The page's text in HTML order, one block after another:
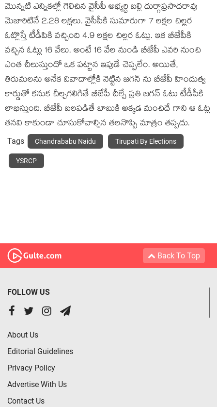
మొన్నటి ఎన్నికల్లో గెలిచిన వైసీపీ అభ్యర్ధి బల్లి దుర్గాప్రసాదరావు
మెజారిటినే 2.28 లక్షలు. వైసీపీకి సుమారుగా 7 లక్షల చిల్లర
ఓట్లొస్తే టీడీపికి వచ్చింది 4.9 లక్షల చిల్లర ఓట్లు. ఇక బీజేపీకి
వచ్చిన ఓట్లు 16 వేలు. అంటే 16 వేల నుండి బీజేపీ ఎవరి నుంచి
ఎంత చీలుస్తుందో ఒక పట్టాన ఇపుడే చెప్పలేం. అయితే,
తిరుమలను అనేక వివాదాల్లోకి నెట్టిన జగన్ ను బీజేపీ హిందుత్వ
కార్డుతో కనుక చీల్చగలిగితే బీజేపీ చీల్చే ప్రతి జగన్ ఓటు టీడీపీకి
లాభిస్తుంది. బీజేపీ బలపడితే బాబుకి అక్కడ మంచిదే గాని ఆ ఓట్ల
తనవి కాకుండా చూసుకోవాల్సిన తలనొప్పి మాత్రం తప్పదు.
Tags Chandrababu Naidu Tirupati By Elections
YSRCP
Back To Top
FOLLOW US
About Us
Editorial Guidelines
Privacy Policy
Advertise With Us
Contact Us